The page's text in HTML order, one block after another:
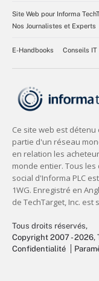
Site Web pour Informa
Nos Journalistes et Experts
E-Handbooks Conseils IT
Tous droits réservés,
Copyright 2007 - 2026,
Confidentialité